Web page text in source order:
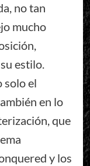
no tan
mucho
estilo.
solo el
en lo
que
y los